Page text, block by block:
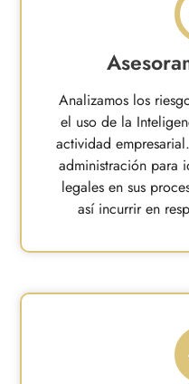
Analizamos los
el uso de la
actividad
administración para
legales en sus
así incurrir en